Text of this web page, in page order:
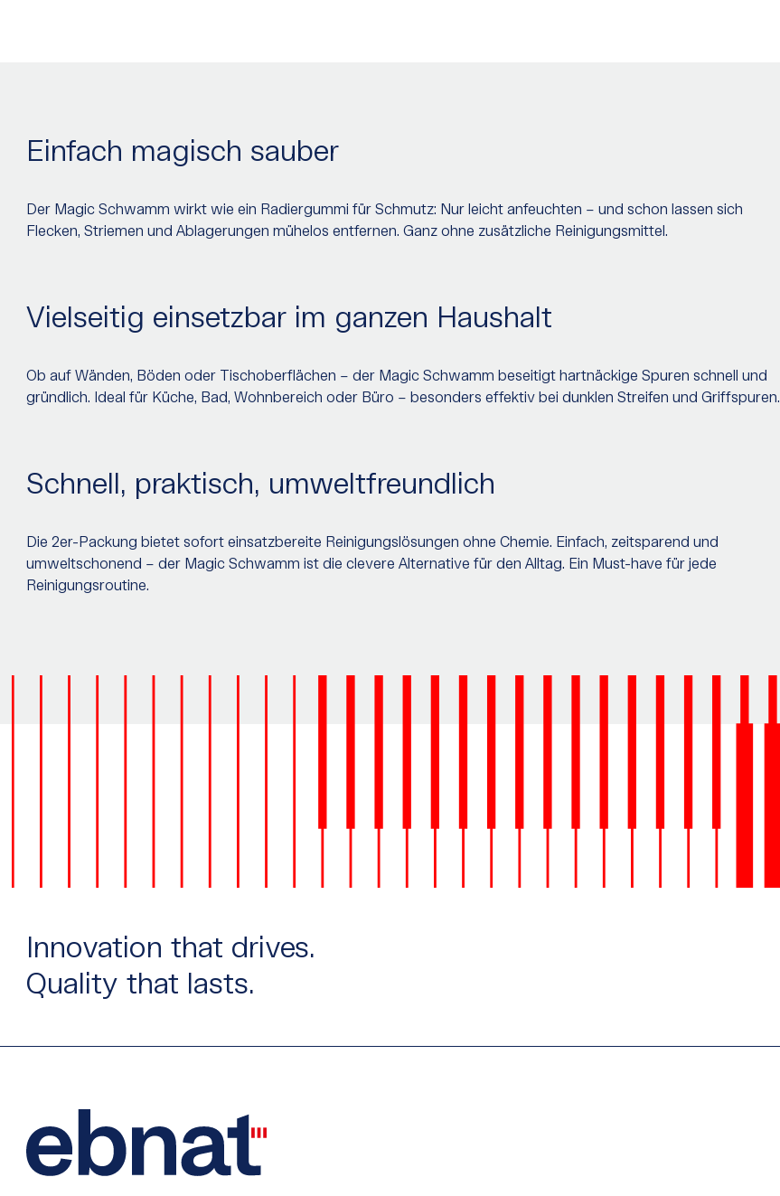
Einfach magisch sauber
Der Magic Schwamm wirkt wie ein Radiergummi für Schmutz: Nur leicht anfeuchten – und schon lassen sich
Flecken, Striemen und Ablagerungen mühelos entfernen. Ganz ohne zusätzliche Reinigungsmittel.
Vielseitig einsetzbar im ganzen Haushalt
Ob auf Wänden, Böden oder Tischoberflächen – der Magic Schwamm beseitigt hartnäckige Spuren schnell und
gründlich. Ideal für Küche, Bad, Wohnbereich oder Büro – besonders effektiv bei dunklen Streifen und Griffspuren.
Schnell, praktisch, umweltfreundlich
Die 2er-Packung bietet sofort einsatzbereite Reinigungslösungen ohne Chemie. Einfach, zeitsparend und
umweltschonend – der Magic Schwamm ist die clevere Alternative für den Alltag. Ein Must-have für jede
Reinigungsroutine.
Innovation that drives.
Quality that lasts.